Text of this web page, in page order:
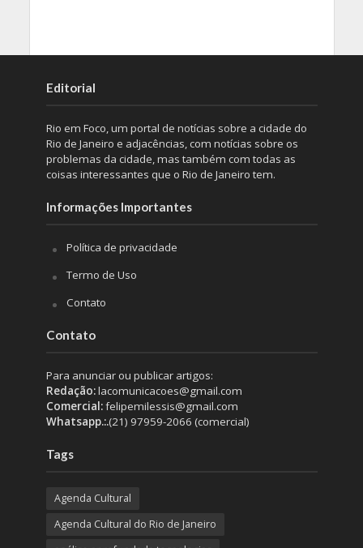
Editorial
Rio em Foco, um portal de notícias sobre a cidade do
Rio de Janeiro e adjacências, com notícias sobre os
problemas da cidade, mas também com todas as
coisas interessantes que o Rio de Janeiro tem.
Informações Importantes
Política de privacidade
Termo de Uso
Contato
Contato
Para anunciar ou publicar artigos:
Redação:lacomunicacoes@gmail.com
Comercial:felipemilessis@gmail.com
Whatsapp.:.(21) 97959-2066 (comercial)
Tags
Agenda Cultural
Agenda Cultural do Rio de Janeiro